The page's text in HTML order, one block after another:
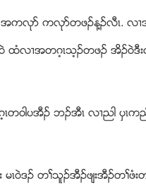
လုဏ ကလုဏတဖဥန႔ဥလီၚ. လ႕အ
ထံလ႕အတဂ့ၚသ့ဥတဖဥ အိဥ၀ဲ
တ၀ါပအီဥ ဘဥအီၚ လ႕ညါ ပွ
မၚ၀ဲဒဥ တႈသူဥအီဥဖ်းအီဥတႈဖံ